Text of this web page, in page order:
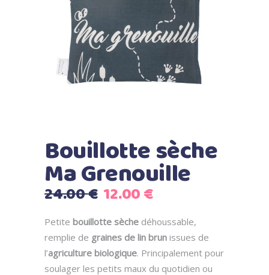
Bouillotte sèche
Ma Grenouille
24.00€ Le
initial
était :
24.00 €.
12.00€Le
actuel
est :
12.00 €.
Petite bouillotte sèche déhoussable,
remplie de graines de lin brun issues de
l’agriculture biologique. Principalement pour
soulager les petits maux du quotidien ou